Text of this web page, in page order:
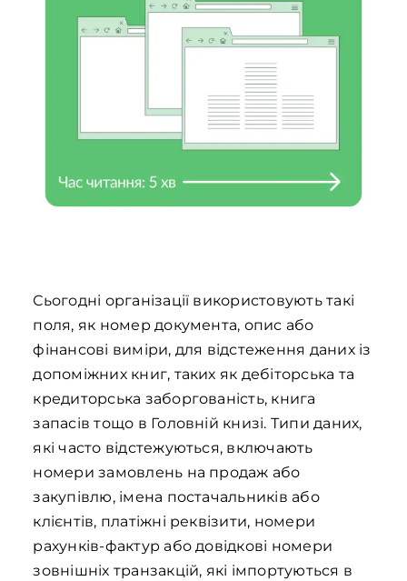
Сьогодні організації використовують такі
поля, як номер документа, опис або
фінансові виміри, для відстеження даних із
допоміжних книг, таких як дебіторська та
кредиторська заборгованість, книга
запасів тощо в Головній книзі. Типи даних,
які часто відстежуються, включають
номери замовлень на продаж або
закупівлю, імена постачальників або
клієнтів, платіжні реквізити, номери
рахунків-фактур або довідкові номери
зовнішніх транзакцій, які імпортуються в